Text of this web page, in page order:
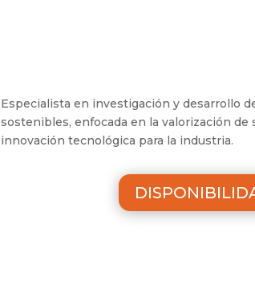
Especialista en investigación y desarrollo
sostenibles, enfocada en la valorización de
innovación tecnológica para la industria.